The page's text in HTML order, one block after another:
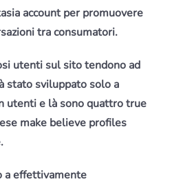
account per promuovere
tra consumatori.
utenti sul sito tendono ad
stato sviluppato solo a
utenti e là sono quattro true
make believe profiles
a effettivamente